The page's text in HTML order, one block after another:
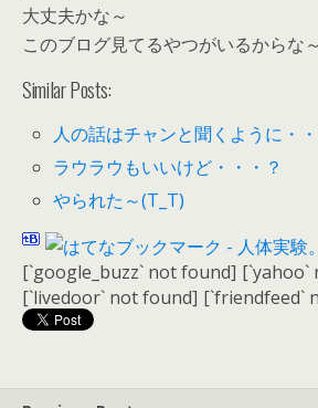
大丈夫かな～
このブログ見てるやつがいるからな
Similar Posts:
人の話はチャンと聞くように・・
ラウラウもいいけど・・・？
やられた～(T_T)
[`google_buzz` not found] [`yahoo`
[`livedoor` not found] [`friendfeed`